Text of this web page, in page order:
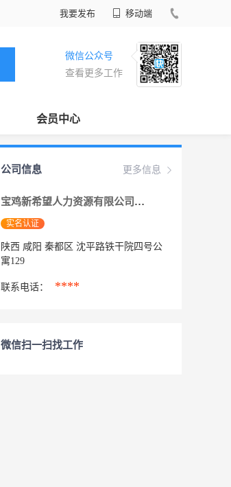
我要发布 移动端
微信公众号
查看更多工作
会员中心
更多信息
公司信息
宝鸡新希望人力资源有限公司咸阳分公司
实名认证
陕西 咸阳 秦都区 沈平路铁干院四号公
寓129
联系电话： ****
微信扫一扫找工作